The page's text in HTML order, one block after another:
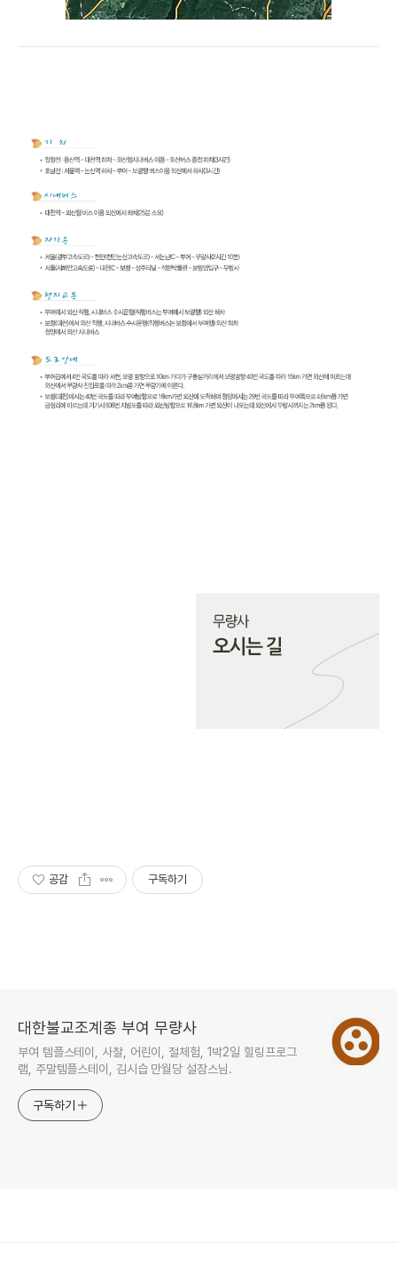
공감 구독하기
대한불교조계종 부여 무량사
부여 템플스테이, 사찰, 어린이, 절체험, 1박2일 힐링프로그
램, 주말템플스테이, 김시습 만월당 설잠스님.
구독하기